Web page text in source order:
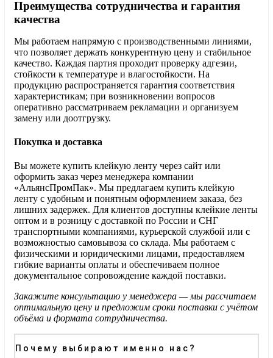
Преимущества сотрудничества и гарантия
качества
Мы работаем напрямую с производственными линиями,
что позволяет держать конкурентную цену и стабильное
качество. Каждая партия проходит проверку адгезии,
стойкости к температуре и влагостойкости. На
продукцию распространяется гарантия соответствия
характеристикам; при возникновении вопросов
оперативно рассматриваем рекламации и организуем
замену или доотгрузку.
Покупка и доставка
Вы можете купить клейкую ленту через сайт или
оформить заказ через менеджера компании
«АльянсПромПак». Мы предлагаем купить клейкую
ленту с удобным и понятным оформлением заказа, без
лишних задержек. Для клиентов доступны клейкие ленты
оптом и в розницу с доставкой по России и СНГ
транспортными компаниями, курьерской службой или с
возможностью самовывоза со склада. Мы работаем с
физическими и юридическими лицами, предоставляем
гибкие варианты оплаты и обеспечиваем полное
документальное сопровождение каждой поставки.
Закажите консультацию у менеджера — мы рассчитаем
оптимальную цену и предложим сроки поставки с учётом
объёма и формата сотрудничества.
Почему выбирают именно нас?